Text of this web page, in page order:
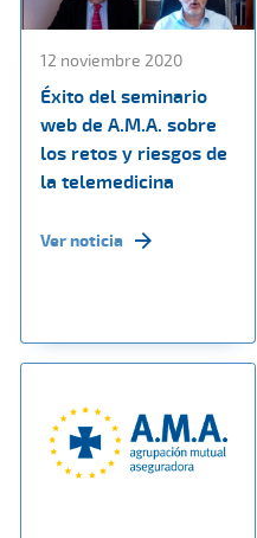
12 noviembre 2020
Éxito del seminario
web de A.M.A. sobre
los retos y riesgos de
la telemedicina
Ver noticia